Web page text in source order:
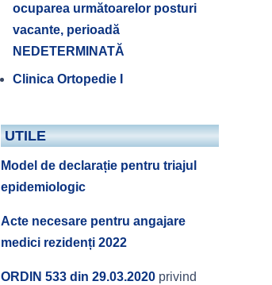
ocuparea următoarelor posturi
vacante, perioadă
NEDETERMINATĂ
Clinica Ortopedie I
UTILE
Model de declarație pentru triajul
epidemiologic
Acte necesare pentru angajare
medici rezidenți 2022
ORDIN 533 din 29.03.2020privind